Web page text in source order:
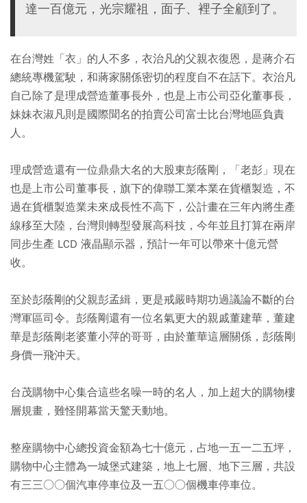
達一百億元，光宗耀祖，面子、裡子全顧到了。
在台灣姓「衣」的人不多，衣治凡的父親衣復恩，是蔣介石
總統專機駕駛，和蔣家關係密切的程度自不在話下。衣治凡
自己除了是理成營造董事長外，也是上市公司亞化董事長，
妹妹衣淑凡則是國際聞名的拍賣公司富士比台灣地區負責
人。
理成營造還有一位鼎鼎大名的大股東彭蔭剛，「老彭」現在
也是上市公司董事長，旗下的偉聯工業本業在貨櫃製造，不
過在貨櫃製造業未來成長性不高下，公計畫在三年內將生產
線移至大陸，台灣則轉型發展高科技，今年並且打算在兩岸
同步生產 LCD 液晶顯示器，預計一年可以帶來十億元營
收。
至於彭蔭剛的父親彭孟緝，更是戒嚴時期功過議論不斷的台
灣軍區司令。彭蔭剛還有一位名氣更大的親戚董建華，董建
華是彭蔭剛老婆董小萍的哥哥，由於董華這層關係，彭蔭剛
身價一飛沖天。
台茂購物中心集合這些名噪一時的名人，加上超大的購物樓
層規畫，難怪開幕當天驚天動地。
整座購物中心總投資金額為七十億元，占地一五一二五坪，
購物中心主體為一城堡式建築，地上七層、地下三層，共設
有三三○○個汽車停車位及一五○○個機車停車位。